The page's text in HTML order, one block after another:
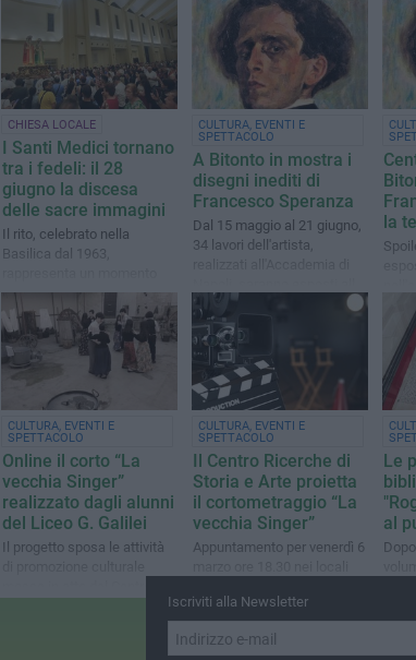
CHIESA LOCALE
I Santi Medici tornano
tra i fedeli: il 28
giugno la discesa
delle sacre immagini
Il rito, celebrato nella
Basilica dal 1963,
particolarmente significativo
per la comunità religiosa
CULTURA, EVENTI E
SPETTACOLO
A Bitonto in mostra i
disegni inediti di
Francesco Speranza
Dal 15 maggio al 21 giugno,
34 lavori dell'artista,
Biblioteca Comunale
“Eustachio Rogadeo”
la
CULTURA, EVENTI E
SPETTACOLO
Online il corto “La
vecchia Singer”
realizzato dagli alunni
del Liceo G. Galilei
Il progetto sposa le attività
CULTURA, EVENTI E
SPETTACOLO
Il Centro Ricerche di
Storia e Arte proietta
il cortometraggio “La
vecchia Singer”
Appuntamento per venerdì 6
Le
al
nei
Iscriviti alla Newsletter